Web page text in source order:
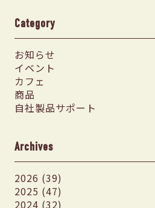
Category
お知らせ
イベント
カフェ
商品
自社製品サポート
Archives
2026 (39)
2025 (47)
2024 (32)